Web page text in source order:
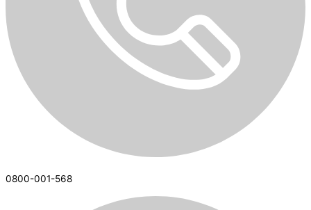
0800-001-568